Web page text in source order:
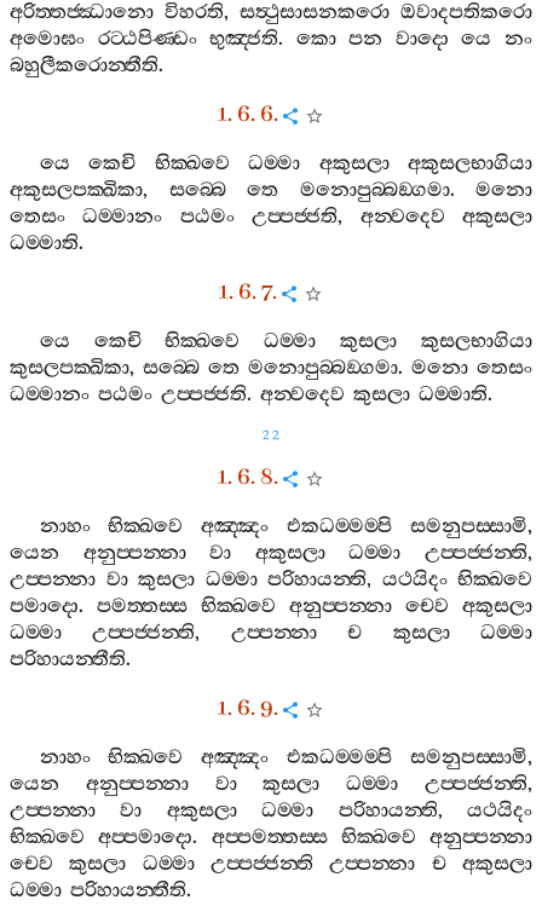
අරිත‍්තජ‍්ඣානො විහරති, සත්‍ථුසාසනකරො ඔවාදපතිකරො
අමොඝං රට‍්ඨපිණ‍්ඩං භුඤ‍්ජති. කො පන වාදො යෙ
නං
බහුලීකරොන‍්තීති.
1. 6. 6.
යෙ කෙචි භික‍්ඛවෙ ධම‍්මා අකුසලා
අකුසලභාගියා
අකුසලපක‍්ඛිකා, සබ‍්බෙ තෙ මනොපුබ‍්බඞ‍්ගමා. මනො
තෙසං
ධම‍්මානං පඨමං උප‍්පජ‍්ජති, අන‍්වදෙව
අකුසලා
ධම‍්මාති.
1. 6. 7.
යෙ කෙචි භික‍්ඛවෙ ධම‍්මා කුසලා
කුසලභාගියා
කුසලපක‍්ඛිකා, සබ‍්බෙ තෙ මනොපුබ‍්බඞ‍්ගමා. මනො තෙසං
ධම‍්මානං පඨමං උප‍්පජ‍්ජති. අන‍්වදෙව කුසලා ධම‍්මාති.
22
1. 6. 8.
නාහං භික‍්ඛවෙ අඤ‍්ඤං එකධම‍්මම‍්පි සමනුපස‍්සාමි,
යෙන
අනුප‍්පන‍්නා වා අකුසලා ධම‍්මා උප‍්පජ‍්ජන‍්ති,
උප‍්පන‍්නා වා කුසලා ධම‍්මා පරිහායන‍්ති, යථයිදං භික‍්ඛවෙ
පමාදො. පමත‍්තස‍්ස භික‍්ඛවෙ අනුප‍්පන‍්නා චෙව
අකුසලා
ධම‍්මා
උප‍්පජ‍්ජන‍්ති, උප‍්පන‍්නා ච කුසලා
ධම‍්මා
පරිහායන‍්තීති.
1. 6. 9.
නාහං භික‍්ඛවෙ අඤ‍්ඤං එකධම‍්මම‍්පි සමනුපස‍්සාමි,
යෙන
අනුප‍්පන‍්නා වා කුසලා ධම‍්මා උප‍්පජ‍්ජන‍්ති,
උප‍්පන‍්නා
වා අකුසලා ධම‍්මා පරිහායන‍්ති,යථයිදං
භික‍්ඛවෙ
අප‍්පමාදො. අප‍්පමත‍්තස‍්ස භික‍්ඛවෙ
අනුප‍්පන‍්නා
චෙව
කුසලා ධම‍්මා උප‍්පජ‍්ජන‍්ති උප‍්පන‍්නා ච
අකුසලා
ධම‍්මා පරිහායන‍්තීති.